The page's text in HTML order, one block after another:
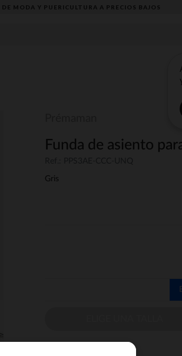
MODA Y PUERICULTURA A PRECIOS BAJOS
Funda de asiento
Gris